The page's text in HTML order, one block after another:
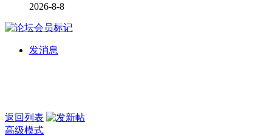
2026-8-8
发消息
返回列表
高级模式